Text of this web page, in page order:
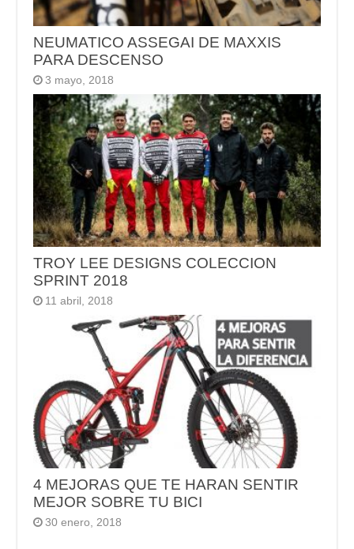
NEUMATICO ASSEGAI DE MAXXIS
PARA DESCENSO
3 mayo, 2018
TROY LEE DESIGNS COLECCION
SPRINT 2018
11 abril, 2018
4 MEJORAS QUE TE HARAN SENTIR
MEJOR SOBRE TU BICI
30 enero, 2018